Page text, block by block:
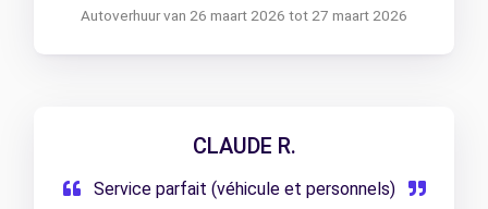
Autoverhuur van 26 maart 2026 tot 27 maart 2026
CLAUDE R.
Service parfait (véhicule et personnels)